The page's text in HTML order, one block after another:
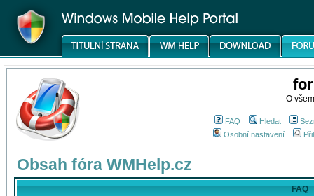
O
FAQ Hledat
Osobní nastavení
Obsah fóra WMHelp.cz
FAQ